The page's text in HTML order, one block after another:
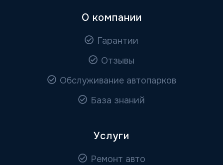
О компании
Гарантии
Отзывы
Обслуживание автопарков
База знаний
Услуги
Ремонт авто